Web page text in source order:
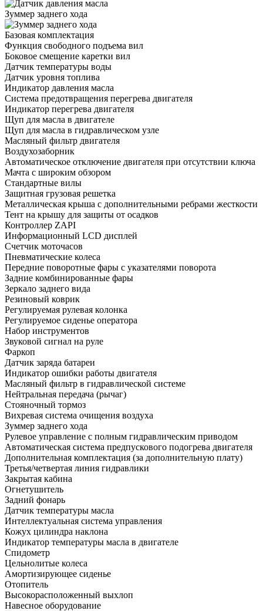
Зуммер заднего хода
Базовая комплектация
Функция свободного подъема вил
Боковое смещение каретки вил
Датчик температуры воды
Датчик уровня топлива
Индикатор давления масла
Система предотвращения перегрева двигателя
Индикатор перегрева двигателя
Щуп для масла в двигателе
Щуп для масла в гидравлическом узле
Масляный фильтр двигателя
Воздухозаборник
Автоматическое отключение двигателя при отсутствии ключа
Мачта с широким обзором
Стандартные вилы
Защитная грузовая решетка
Металлическая крыша с дополнительными ребрами жесткости
Тент на крышу для защиты от осадков
Контроллер ZAPI
Информационный LCD дисплей
Счетчик моточасов
Пневматические колеса
Передние поворотные фары с указателями поворота
Задние комбинированные фары
Зеркало заднего вида
Резиновый коврик
Регулируемая рулевая колонка
Регулируемое сиденье оператора
Набор инструментов
Звуковой сигнал на руле
Фаркоп
Датчик заряда батареи
Индикатор ошибки работы двигателя
Масляный фильтр в гидравлической системе
Нейтральная передача (рычаг)
Стояночный тормоз
Вихревая система очищения воздуха
Зуммер заднего хода
Рулевое управление с полным гидравлическим приводом
Автоматическая система предпускового подогрева двигателя
Дополнительная комплектация (за дополнительную плату)
Третья/четвертая линия гидравлики
Закрытая кабина
Огнетушитель
Задний фонарь
Датчик температуры масла
Интеллектуальная система управления
Кожух цилиндра наклона
Индикатор температуры масла в двигателе
Спидометр
Цельнолитые колеса
Амортизирующее сиденье
Отопитель
Высокорасположенный выхлоп
Навесное оборудование